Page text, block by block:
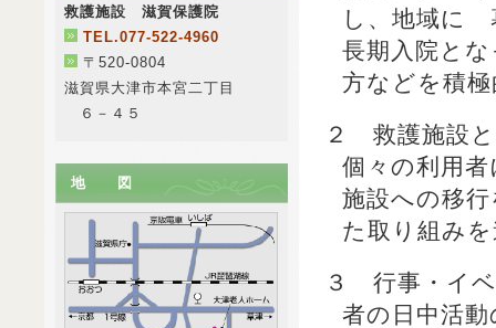
し、地域に
長期入院と
方などを積
２ 救護施設
個々の利用
施設への移
た取り組み
３ 行事・イ
者の日中活
救護施設 滋賀保護院
TEL.077-522-4960
〒520-0804
滋賀県大津市本宮二丁目
６－４５
地 図